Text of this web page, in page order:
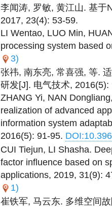
李闻涛, 罗敏, 黄江山. 基于
2017, 23(4): 53-59.
LI Wentao, LUO Min,
processing system based
3)
张祎, 南东亮, 常喜强, 等.
研发[J]. 电气技术, 2016(5):
ZHANG Yi, NAN
realization of advanced
information system
2016(5): 91-95.
CUI Tiejun, LI Shasha.
factor influence based on
applications, 2019, 31(9):
1)
崔铁军, 马云东. 多维空间